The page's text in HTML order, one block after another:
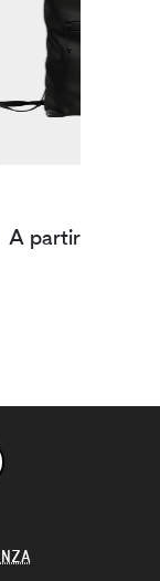
A partire da €